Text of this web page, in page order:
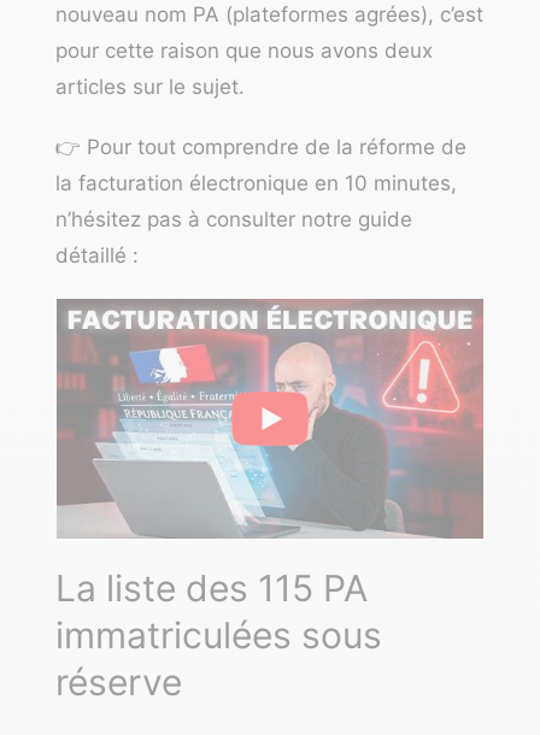
nouveau nom PA (plateformes agrées), c’est
pour cette raison que nous avons deux
articles sur le sujet.
👉 Pour tout comprendre de la réforme de
la facturation électronique en 10 minutes,
n’hésitez pas à consulter notre guide
détaillé :
La liste des 115 PA
immatriculées sous
réserve